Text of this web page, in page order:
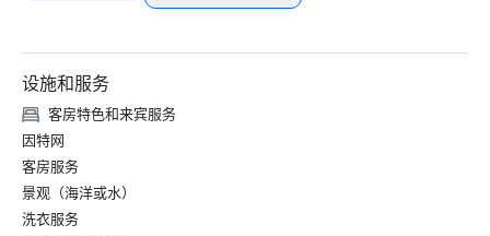
CVENT | “前 250 家会议酒店” 中的 #17
在北美。”
那不勒斯每日新闻 | “顶级婚礼
目的地度假村”
智能会议 | “最佳海滩酒店”。
旅行+休闲 | 读者选择奖：“#25 最受欢迎的国家公园-大沼泽
地”
设施和服务
客房特色和来宾服务
因特网
客房服务
景观（海洋或水）
洗衣服务